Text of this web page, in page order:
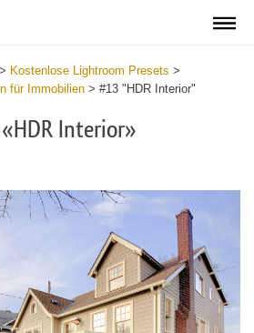
> Kostenlose Lightroom Presets >
für Immobilien > #13 "HDR Interior"
Interior»